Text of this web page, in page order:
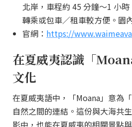
北岸，車程約 45 分鐘～1 小
轉乘或包車／租車較方便。園
官網： https://
在夏威夷認識「
文化
在夏威夷語中，「Moana」意為
自然之間的連結。這份與大海共
影中，也能在夏威夷的相關景點